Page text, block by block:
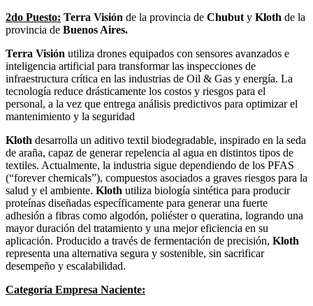
2do Puesto: Terra Visión de la provincia de Chubut y Kloth de la
provincia de Buenos Aires.
Terra Visión utiliza drones equipados con sensores avanzados e
inteligencia artificial para transformar las inspecciones de
infraestructura crítica en las industrias de Oil & Gas y energía. La
tecnología reduce drásticamente los costos y riesgos para el
personal, a la vez que entrega análisis predictivos para optimizar el
mantenimiento y la seguridad
Kloth desarrolla un aditivo textil biodegradable, inspirado en la seda
de araña, capaz de generar repelencia al agua en distintos tipos de
textiles. Actualmente, la industria sigue dependiendo de los PFAS
(“forever chemicals”), compuestos asociados a graves riesgos para la
salud y el ambiente. Kloth utiliza biología sintética para producir
proteínas diseñadas específicamente para generar una fuerte
adhesión a fibras como algodón, poliéster o queratina, logrando una
mayor duración del tratamiento y una mejor eficiencia en su
aplicación. Producido a través de fermentación de precisión, Kloth
representa una alternativa segura y sostenible, sin sacrificar
desempeño y escalabilidad.
Categoría Empresa Naciente: